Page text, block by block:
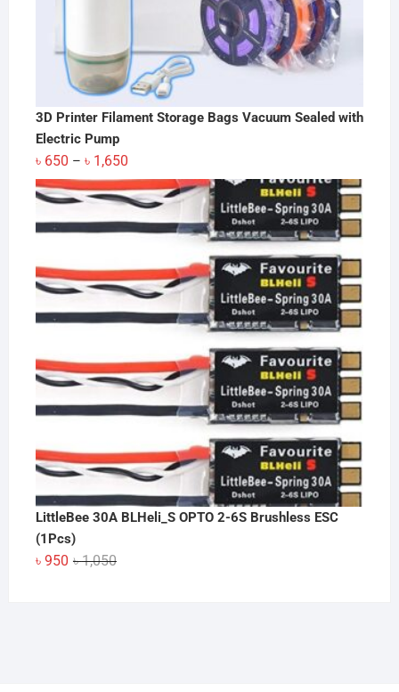
3D Printer Filament Storage Bags Vacuum Sealed with
Electric Pump
৳ 650 – ৳ 1,650Price
range:
৳ 650
through
LittleBee 30A BLHeli_S OPTO 2-6S Brushless ESC
(1Pcs)
৳1,050Original
৳ 950
Current